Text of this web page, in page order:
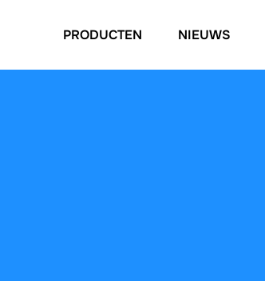
PRODUCTEN NIEUWS